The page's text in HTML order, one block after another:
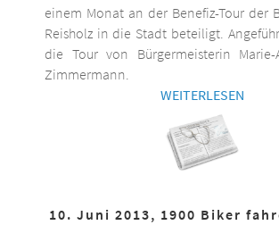
einem Monat an der Benefiz-Tour der
Reisholz in die Stadt beteiligt.
die Tour von Bürgermeisterin Marie-
Zimmermann.
WEITERLESEN
10. Juni 2013, 1900 Biker